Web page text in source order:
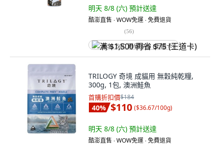
明天 8/8 (六) 預計送達
酷澎直售 ∙ WOW免運 ∙ 免費退貨
(56)
满 $1,500 再省 $75 (王道卡)
TRILOGY 奇境 成貓用 無穀純乾糧,
300g, 1包, 澳洲鮭魚
首購折扣價$184
40% $110 ($36.67/100g)
明天 8/8 (六) 預計送達
酷澎直售 ∙ WOW免運 ∙ 免費退貨